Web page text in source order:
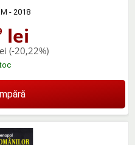
- 2018
lei
(-20,22%)